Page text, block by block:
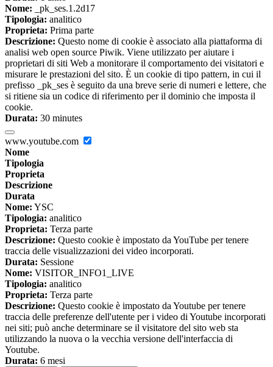
Nome: _pk_ses.1.2d17
Tipologia: analitico
Proprieta: Prima parte
Descrizione: Questo nome di cookie è associato alla piattaforma di
analisi web open source Piwik. Viene utilizzato per aiutare i
proprietari di siti Web a monitorare il comportamento dei visitatori e
misurare le prestazioni del sito. È un cookie di tipo pattern, in cui il
prefisso _pk_ses è seguito da una breve serie di numeri e lettere, che
si ritiene sia un codice di riferimento per il dominio che imposta il
cookie.
Durata: 30 minutes
www.youtube.com
Nome
Tipologia
Proprieta
Descrizione
Durata
Nome: YSC
Tipologia: analitico
Proprieta: Terza parte
Descrizione: Questo cookie è impostato da YouTube per tenere
traccia delle visualizzazioni dei video incorporati.
Durata: Sessione
Nome: VISITOR_INFO1_LIVE
Tipologia: analitico
Proprieta: Terza parte
Descrizione: Questo cookie è impostato da Youtube per tenere
traccia delle preferenze dell'utente per i video di Youtube incorporati
nei siti; può anche determinare se il visitatore del sito web sta
utilizzando la nuova o la vecchia versione dell'interfaccia di
Youtube.
Durata: 6 mesi